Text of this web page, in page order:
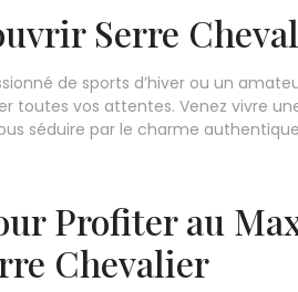
Serre
de sports d’hiver ou un
toutes vos attentes. Venez vivre
séduire par le charme
Profiter au
Chevalier